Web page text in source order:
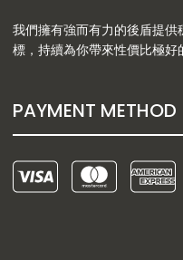
我們擁有強而有力的後盾提
標，持續為你帶來性價比極好
PAYMENT METHOD